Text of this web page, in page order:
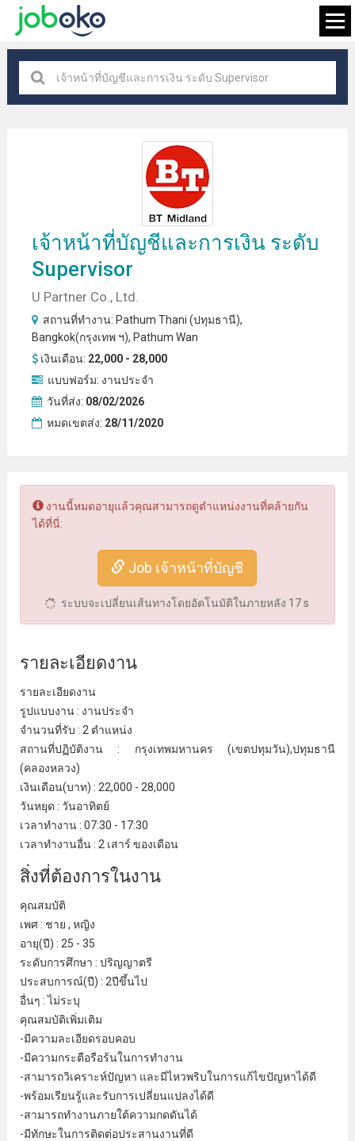
กำลังมองหางาน
เจ้าหน้าที่บัญชีและการเงิน ระดับ
Supervisor
U Partner Co., Ltd.
สถานที่ทำงาน: Pathum Thani (ปทุมธานี),
Bangkok(กรุงเทพ ฯ), Pathum Wan
เงินเดือน: 22,000 - 28,000
แบบฟอร์ม: งานประจำ
วันที่ส่ง: 08/02/2026
หมดเขตส่ง: 28/11/2020
งานนี้หมดอายุแล้วคุณสามารถดูตำแหน่งงานที่คล้ายกัน
ได้ที่นี่:
Job เจ้าหน้าที่บัญชี
ระบบจะเปลี่ยนเส้นทางโดยอัตโนมัติในภายหลัง 16s
รายละเอียดงาน
รายละเอียดงาน
รูปแบบงาน : งานประจํา
จํานวนที่รับ : 2 ตําแหน่ง
สถานที่ปฏิบัติงาน : กรุงเทพมหานคร (เขตปทุมวัน),ปทุมธานี
(คลองหลวง)
เงินเดือน(บาท) : 22,000 - 28,000
วันหยุด : วันอาทิตย์
เวลาทํางาน : 07:30 - 17:30
เวลาทํางานอื่น : 2 เสาร์ ของเดือน
สิ่งที่ต้องการในงาน
คุณสมบัติ
เพศ : ชาย , หญิง
อายุ(ปี) : 25 - 35
ระดับการศึกษา : ปริญญาตรี
ประสบการณ์(ปี) : 2ปีขึ้นไป
อื่นๆ : ไม่ระบุ
คุณสมบัติเพิ่มเติม
-มีความละเอียดรอบคอบ
-มีความกระตือรือร้นในการทํางาน
-สามารถวิเคราะห์ปัญหา และมีไหวพริบในการแก้ไขปัญหาได้ดี
-พร้อมเรียนรู้และรับการเปลี่ยนแปลงได้ดี
-สามารถทํางานภายใต้ความกดดันได้
-มีทักษะในการติดต่อประสานงานที่ดี